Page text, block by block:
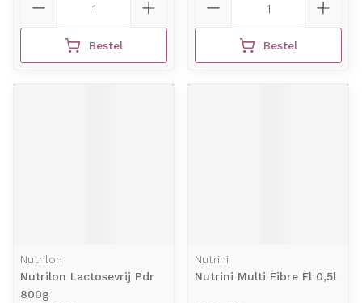
Bestel Bestel
Nutrilon
Nutrilon Lactosevrij Pdr
800g
Nutrini
Nutrini Multi Fibre Fl 0,5l